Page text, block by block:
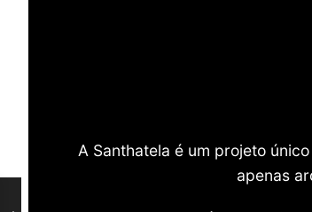
A Santhatela é um projeto
apenas